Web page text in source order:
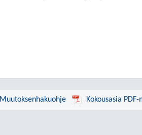
Muutoksenhakuohje Kokousasia PDF-